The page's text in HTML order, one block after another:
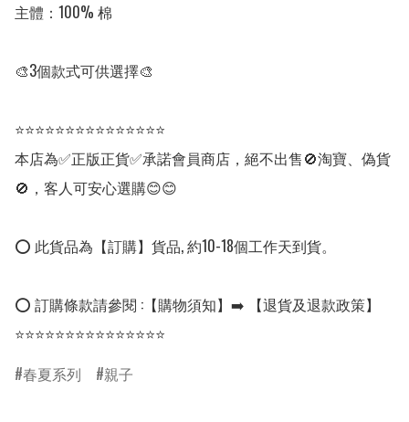
主體：100% 棉
🎨3個款式可供選擇🎨
⭐⭐⭐⭐⭐⭐⭐⭐⭐⭐⭐⭐⭐⭐⭐
本店為✅正版正貨✅承諾會員商店，絕不出售🚫淘寶、偽貨
🚫，客人可安心選購😊😊
⭕ 此貨品為【訂購】貨品, 約10-18個工作天到貨。
⭕ 訂購條款請參閱 :【購物須知】➡️ 【退貨及退款政策】
⭐⭐⭐⭐⭐⭐⭐⭐⭐⭐⭐⭐⭐⭐⭐
春夏系列
親子